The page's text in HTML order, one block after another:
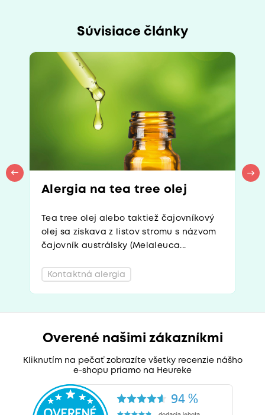
Súvisiace články
Alergia na tea tree olej
Tea tree olej alebo taktiež čajovníkový
olej sa získava z listov stromu s názvom
čajovník austrálsky (Melaleuca...
Kontaktná alergia
Overené našimi zákazníkmi
Kliknutím na pečať zobrazíte všetky recenzie nášho
e-shopu priamo na Heureke